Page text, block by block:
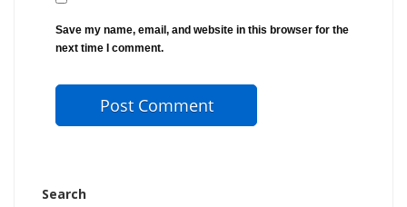
Save my name, email, and website in this browser for the
next time I comment.
Search